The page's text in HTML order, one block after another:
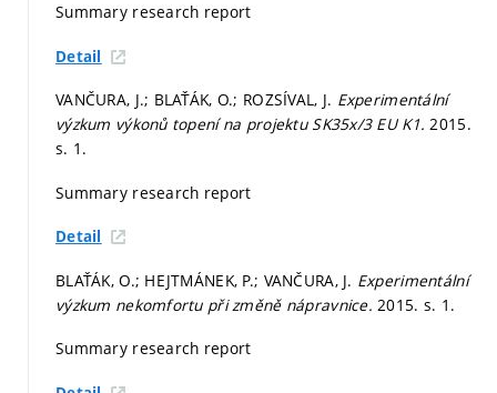
Summary research report
Detail
VANČURA, J.; BLAŤÁK, O.; ROZSÍVAL, J. Experimentální
výzkum výkonů topení na projektu SK35x/3 EU K1.2015.
s. 1.
Summary research report
Detail
BLAŤÁK, O.; HEJTMÁNEK, P.; VANČURA, J. Experimentální
výzkum nekomfortu při změně nápravnice.2015. s. 1.
Summary research report